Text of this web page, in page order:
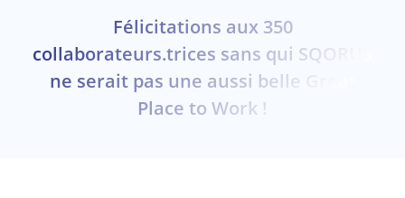
Félicitations aux 350
collaborateurs.trices sans qui SQORUS
ne serait pas une aussi belle Great
Place to Work !